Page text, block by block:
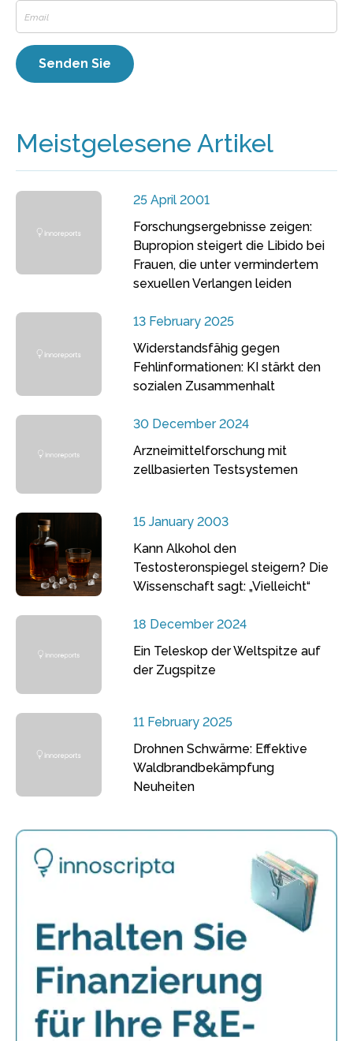
Meistgelesene Artikel
25 April 2001
Forschungsergebnisse zeigen:
Bupropion steigert die Libido bei
Frauen, die unter vermindertem
sexuellen Verlangen leiden
13 February 2025
Widerstandsfähig gegen
Fehlinformationen: KI stärkt den
sozialen Zusammenhalt
30 December 2024
Arzneimittelforschung mit
zellbasierten Testsystemen
15 January 2003
Kann Alkohol den
Testosteronspiegel steigern? Die
Wissenschaft sagt: „Vielleicht“
18 December 2024
Ein Teleskop der Weltspitze auf
der Zugspitze
11 February 2025
Drohnen Schwärme: Effektive
Waldbrandbekämpfung
Neuheiten